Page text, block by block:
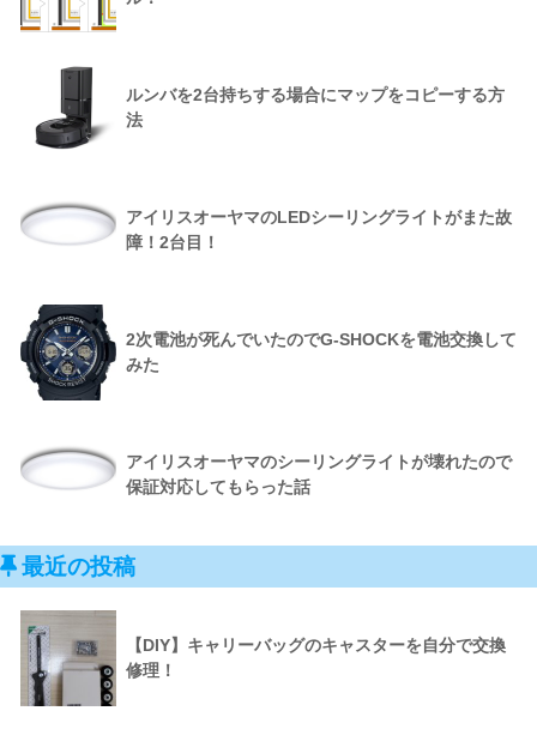
ルンバを2台持ちする場合にマップをコピーする方
法
アイリスオーヤマのLEDシーリングライトがまた故
障！2台目！
2次電池が死んでいたのでG-SHOCKを電池交換して
みた
アイリスオーヤマのシーリングライトが壊れたので
保証対応してもらった話
最近の投稿
【DIY】キャリーバッグのキャスターを自分で交換
修理！